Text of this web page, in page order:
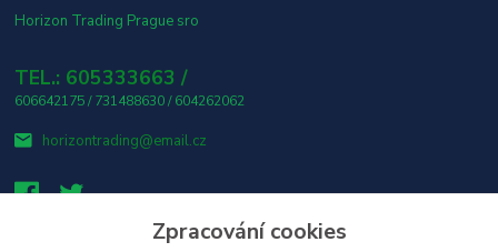
Horizon Trading Prague sro
TEL.: 605333663 /
606642175 / 731488630 / 604262062
horizontrading@email.cz
Zpracování cookies